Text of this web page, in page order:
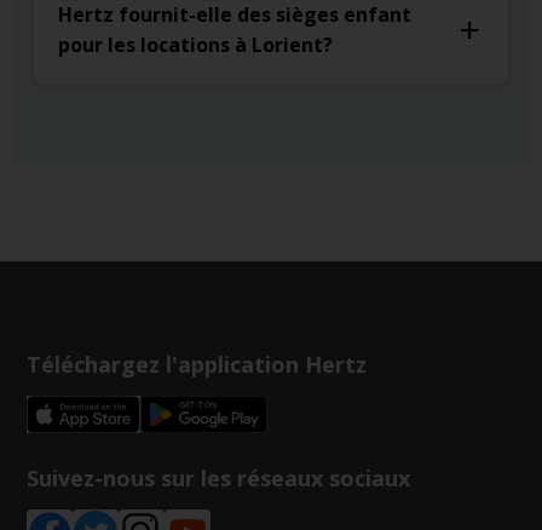
Hertz fournit-elle des sièges enfant
pour les locations à Lorient?
Téléchargez l'application Hertz
Suivez-nous sur les réseaux sociaux